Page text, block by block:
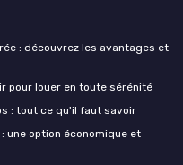
: découvrez les avantages et
pour louer en toute sérénité
: tout ce qu'il faut savoir
une option économique et